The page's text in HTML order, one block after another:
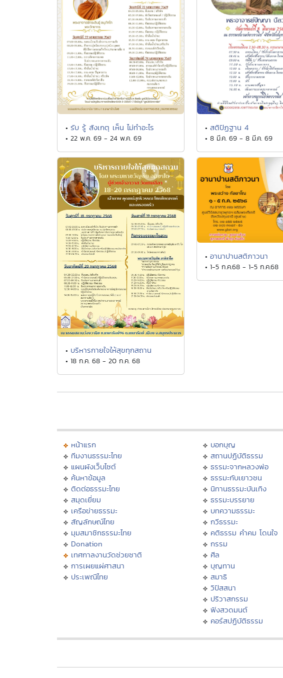
• รับ รู้ สังเกตุ เห็น ไม่ทำอะไร
• 22 พ.ค. 69 - 24 พ.ค. 69
• สติปัฏฐาน 4
• 8 มี.ค. 69 - 8 มี.ค. 69
• บริหารกายใจให้สุขทุกสถาน
• 18 ก.ค. 68 - 20 ก.ค. 68
• อานาปานสติภาวนา
• 1-5 ก.ค.68 - 1-5 ก.ค.68
หน้าแรก
ทีมงานธรรมะไทย
แผนผังเว็บไซต์
ค้นหาข้อมูล
ติดต่อธรรมะไทย
สมุดเยี่ยม
เครือข่ายธรรมะ
สัญลักษณ์ไทย
มุมสมาชิกธรรมะไทย
Donation
เทศกาลงานวัดช่วยชาติ
การเผยแผ่ศาสนา
ประเพณีไทย
บอกบุญ
สถานปฏิบัติธรรม
ธรรมะจากหลวงพ่อ
ธรรมะกับเยาวชน
นิทานธรรมะบันเทิง
ธรรมะบรรยาย
บทความธรรมะ
กวีธรรมะ
คติธรรม คำคม โดนใจ
กรรม
ศีล
บุญทาน
สมาธิ
วิปัสสนา
ปริวาสกรรม
ฟังสวดมนต์
คอร์สปฏิบัติธรรม